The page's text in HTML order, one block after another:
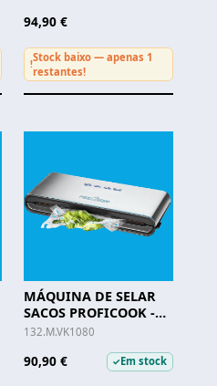
94,90 €
!
Stock baixo — apenas 1
restantes!
MÁQUINA DE SELAR
SACOS PROFICOOK -
VK 1080
132.M.VK1080
90,90 € ✓Em stock